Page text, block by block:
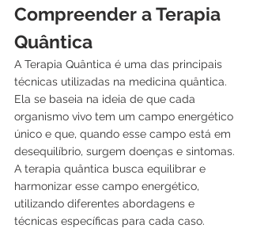
Compreender a Terapia
Quântica
A Terapia Quântica é uma das principais
técnicas utilizadas na medicina quântica.
Ela se baseia na ideia de que cada
organismo vivo tem um campo energético
único e que, quando esse campo está em
desequilíbrio, surgem doenças e sintomas.
A terapia quântica busca equilibrar e
harmonizar esse campo energético,
utilizando diferentes abordagens e
técnicas específicas para cada caso.